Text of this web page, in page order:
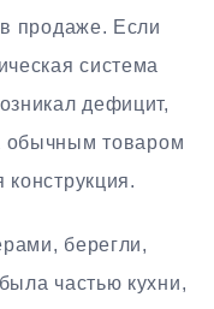
продаже. Если
система
дефицит,
обычным товаром
берегли,
частью кухни,